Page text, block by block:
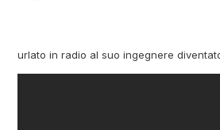
urlato in radio al suo ingegnere